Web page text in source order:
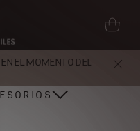
EL MOMENTO DEL